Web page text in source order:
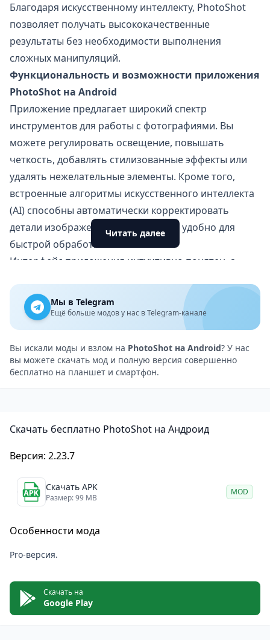
Благодаря искусственному интеллекту, PhotoShot
позволяет получать высококачественные
результаты без необходимости выполнения
сложных манипуляций.
Функциональность и возможности приложения
PhotoShot на Android
Приложение предлагает широкий спектр
инструментов для работы с фотографиями. Вы
можете регулировать освещение, повышать
четкость, добавлять стилизованные эффекты или
удалять нежелательные элементы. Кроме того,
встроенные алгоритмы искусственного интеллекта
(AI) способны автоматически корректировать
детали изображения, что особенно удобно для
быстрой обработки.
Интерфейс приложения интуитивно понятен, а
новички смогут легко освоить основные
возможности приложения.
Плюсы PhotoShot
Большой выбор фильтров и инструментов ретуши.
Интеллектуальная обработка снимков с помощью
AI.
учитывать.
В бесплатной версии доступны не все функции.
Возможны ограничения по качеству сохраненных
изображений.
стремится улучшить свои фотографии быстро и без
лишних усилий. Приложение сочетает в себе
для обработки, что делает его привлекательным
вариантом для редактирования на Android.
Читать далее
Мы в Telegram
Ещё больше модов у нас в Telegram-канале
Вы искали моды и взлом на PhotoShot на Android? У нас
вы можете скачать мод и полную версия совершенно
бесплатно на планшет и смартфон.
Скачать бесплатно PhotoShot на Андроид
Версия: 2.23.7
Скачать APK
Размер: 99 MB
MOD
Особенности мода
Pro-версия.
Скачать на
Google Play